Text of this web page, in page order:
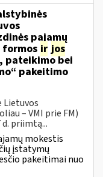
pajamų
formos ir jos
pateikimo bei
pakeitimo
Lietuvos
– VMI prie FM)
priimtą...
mokestis
įstatymų
pakeitimai nuo